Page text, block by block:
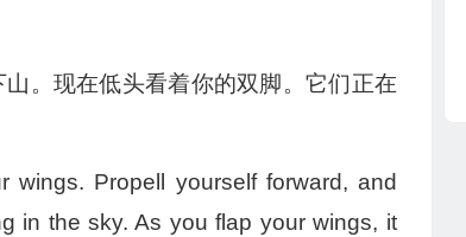
。现在低头看着你的双脚。它们正在
Propell yourself forward, and
in the sky. As you flap your wings, it